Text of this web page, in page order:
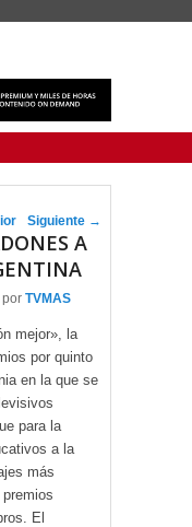
de artículos
Siguiente →
A
por TVMAS
mejor», la
por quinto
en la que se
para la
a la
más
El